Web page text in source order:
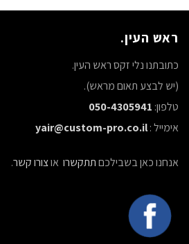
ראש העין.
כתובתנו נלי זקס ראש העין.
(יש לבצע תאום מראש).
טלפון: 050-4305941
אימייל :yair@custom-pro.co.il
אנחנו כאן בשבילכםתתקשרו אוצורו קשר.